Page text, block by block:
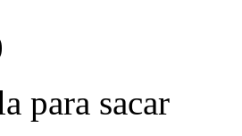
para sacar